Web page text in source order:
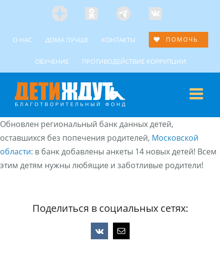
ЯндексОдноклассники
Telegramm
Custom
О НАС ДОМА ЛУЧШЕ КОНТАКТЫ ПОМОЧЬ
ОБУЧЕНИЕ ПРОТИВОДЕЙСТВИЕ КОРРУПЦИИ
Обновлен региональный банк данных детей,
оставшихся без попечения родителей, Московской
области: в банк добавлены анкеты 14 новых детей! Всем
этим детям нужны любящие и заботливые родители!
Поделиться в социальных сетях:
Vk Email